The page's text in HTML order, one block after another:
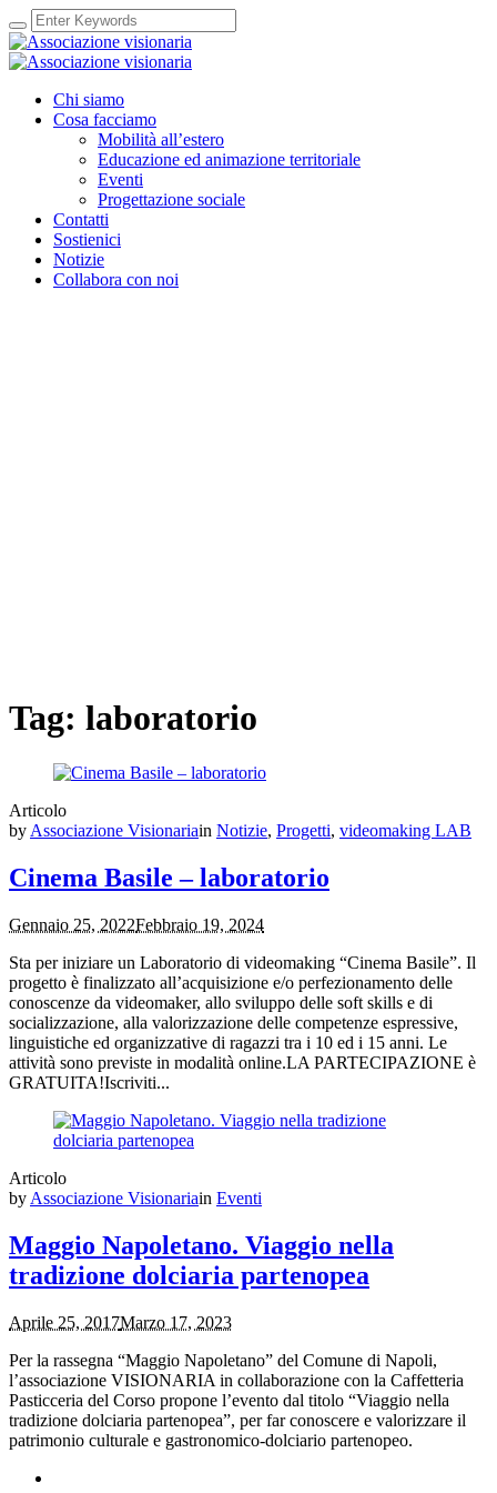
Chi siamo
Cosa facciamo
Mobilità all’estero
Educazione ed animazione territoriale
Eventi
Progettazione sociale
Contatti
Sostienici
Notizie
Collabora con noi
Tag: laboratorio
Articolo
by Associazione Visionariain Notizie, Progetti, videomaking LAB
Cinema Basile – laboratorio
Gennaio 25, 2022Febbraio 19, 2024
Sta per iniziare un Laboratorio di videomaking “Cinema Basile”. Il
progetto è finalizzato all’acquisizione e/o perfezionamento delle
conoscenze da videomaker, allo sviluppo delle soft skills e di
socializzazione, alla valorizzazione delle competenze espressive,
linguistiche ed organizzative di ragazzi tra i 10 ed i 15 anni. Le
attività sono previste in modalità online.LA PARTECIPAZIONE è
GRATUITA!Iscriviti...
Articolo
by Associazione Visionariain Eventi
Maggio Napoletano. Viaggio nella
tradizione dolciaria partenopea
Aprile 25, 2017Marzo 17, 2023
Per la rassegna “Maggio Napoletano” del Comune di Napoli,
l’associazione VISIONARIA in collaborazione con la Caffetteria
Pasticceria del Corso propone l’evento dal titolo “Viaggio nella
tradizione dolciaria partenopea”, per far conoscere e valorizzare il
patrimonio culturale e gastronomico-dolciario partenopeo.